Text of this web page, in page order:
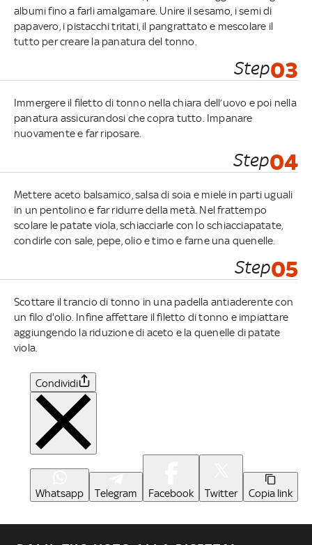
albumi fino a farli amalgamare. Unire il sesamo, i semi di
papavero, i pistacchi tritati, il pangrattato e mescolare il
tutto per creare la panatura del tonno.
Step03
Immergere il filetto di tonno nella chiara dell’uovo e poi nella
panatura assicurandosi che copra tutto. Impanare
nuovamente e far riposare.
Step04
Mettere aceto balsamico, salsa di soia e miele in parti uguali
in un pentolino e far ridurre della metà. Nel frattempo
scolare le patate viola, schiacciarle con lo schiacciapatate,
condirle con sale, pepe, olio e timo e farne una quenelle.
Step05
Scottare il trancio di tonno in una padella antiaderente con
un filo d'olio. Infine affettare il filetto di tonno e impiattare
aggiungendo la riduzione di aceto e la quenelle di patate
viola.
Condividi
Whatsapp Telegram Facebook Twitter Copia link